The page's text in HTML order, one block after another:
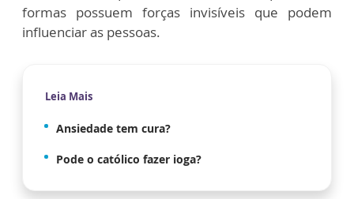
formas possuem forças invisíveis que podem
influenciar as pessoas.
Leia Mais
Ansiedade tem cura?
Pode o católico fazer ioga?